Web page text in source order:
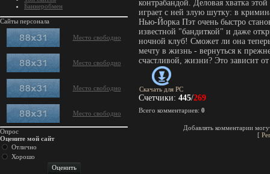
Баннеробмен
Сайты персонала
Место свободно
Место свободно
Место свободно
Место свободно
Опрос
Оцените мой сайт
Отлично
Хорошо
контрабандой. Деловая хватка
играет с ней злую шутку: в
Нью-Йорка Пэт очень быстро
известной "бандиткой" и даже
ночной клуб! Сможет ли она
мечту в жизнь - вернуться к
счастливой, жизни? Это зависит
Скачать для PC
Счетчики: 445/269
Всего комментариев: 0
Добавлять комментарии
[